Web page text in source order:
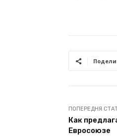
ПОПЕРЕДНЯ
Как
Евросоюзе